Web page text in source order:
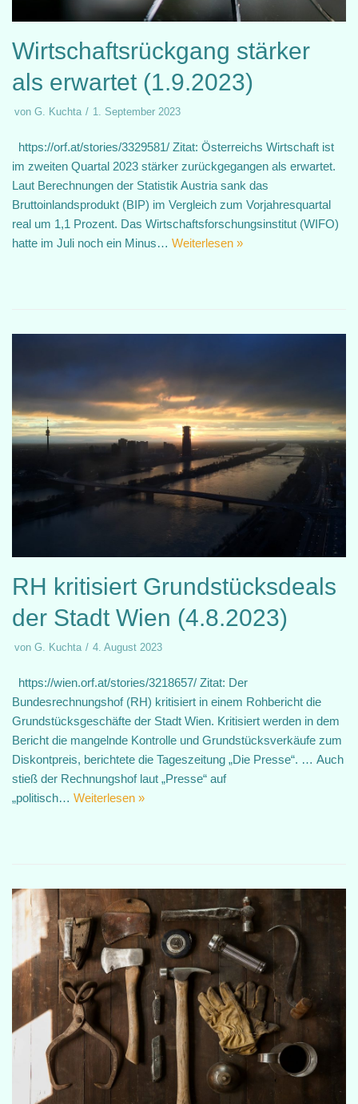
Wirtschaftsrückgang stärker
als erwartet (1.9.2023)
von G. Kuchta 1. September 2023
https://orf.at/stories/3329581/ Zitat: Österreichs Wirtschaft ist
im zweiten Quartal 2023 stärker zurückgegangen als erwartet.
Laut Berechnungen der Statistik Austria sank das
Bruttoinlandsprodukt (BIP) im Vergleich zum Vorjahresquartal
real um 1,1 Prozent. Das Wirtschaftsforschungsinstitut (WIFO)
hatte im Juli noch ein Minus… Weiterlesen »
RH kritisiert Grundstücksdeals
der Stadt Wien (4.8.2023)
von G. Kuchta 4. August 2023
https://wien.orf.at/stories/3218657/ Zitat: Der
Bundesrechnungshof (RH) kritisiert in einem Rohbericht die
Grundstücksgeschäfte der Stadt Wien. Kritisiert werden in dem
Bericht die mangelnde Kontrolle und Grundstücksverkäufe zum
Diskontpreis, berichtete die Tageszeitung „Die Presse“. … Auch
stieß der Rechnungshof laut „Presse“ auf
„politisch… Weiterlesen »